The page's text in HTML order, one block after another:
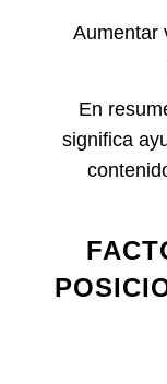
Aumentar
En
significa